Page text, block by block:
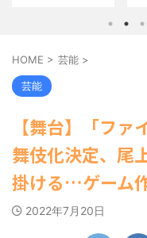
願が死ぬほど / 気になるニュー
めアンテナ
(8/29 00:00)
【モバマスSS】志希「苺の
い食べ方。そして雪美と食べる...
00:00)
【速報】スプラトゥーン公式
罪 / 気になるニュースまとめア
(8/28 23:50)
Powered by livedoor
HKT48の田中美久
さんは4月8日、自
身のInstagramを更
があらわになった
ビキニ姿を披露し
ました。 「素敵
ーで綺麗」 田中さ
絵文字と共に、自
ボ
HOME > 芸能 >
芸能
【舞台】「フ
舞伎化決定、尾
掛ける…ゲーム
2022年7月20日